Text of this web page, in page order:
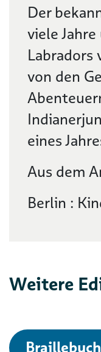
Der
viele
Labradors
von den
eines
Aus dem
Berlin :
Weitere